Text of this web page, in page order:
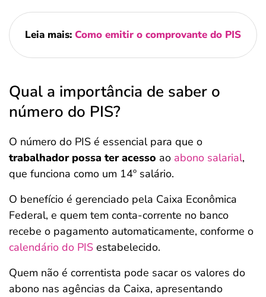
Leia mais: Como emitir o comprovante do PIS
Qual a importância de saber o
número do PIS?
O número do PIS é essencial para que o
trabalhador possa ter acesso ao abono salarial,
que funciona como um 14º salário.
O benefício é gerenciado pela Caixa Econômica
Federal, e quem tem conta-corrente no banco
recebe o pagamento automaticamente, conforme o
calendário do PIS estabelecido.
Quem não é correntista pode sacar os valores do
abono nas agências da Caixa, apresentando